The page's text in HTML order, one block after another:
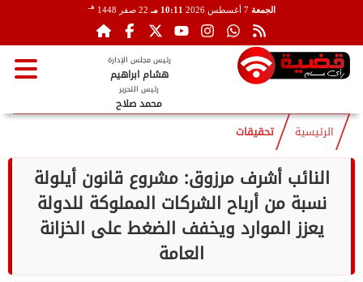
الجمعة 7 أغسطس 2026 10:11 مـ 22 صفر 1448 هـ
رئيس مجلس الإدارة
هشام ابراهيم
رئيس التحرير
محمد صلاح
الرئيسية تحقيقات
النائب أشرف مرزوق: مشروع قانون أيلولة
نسبة من أرباح الشركات المملوكة للدولة
يعزز الموارد ويخفف الضغط على الخزانة
العامة